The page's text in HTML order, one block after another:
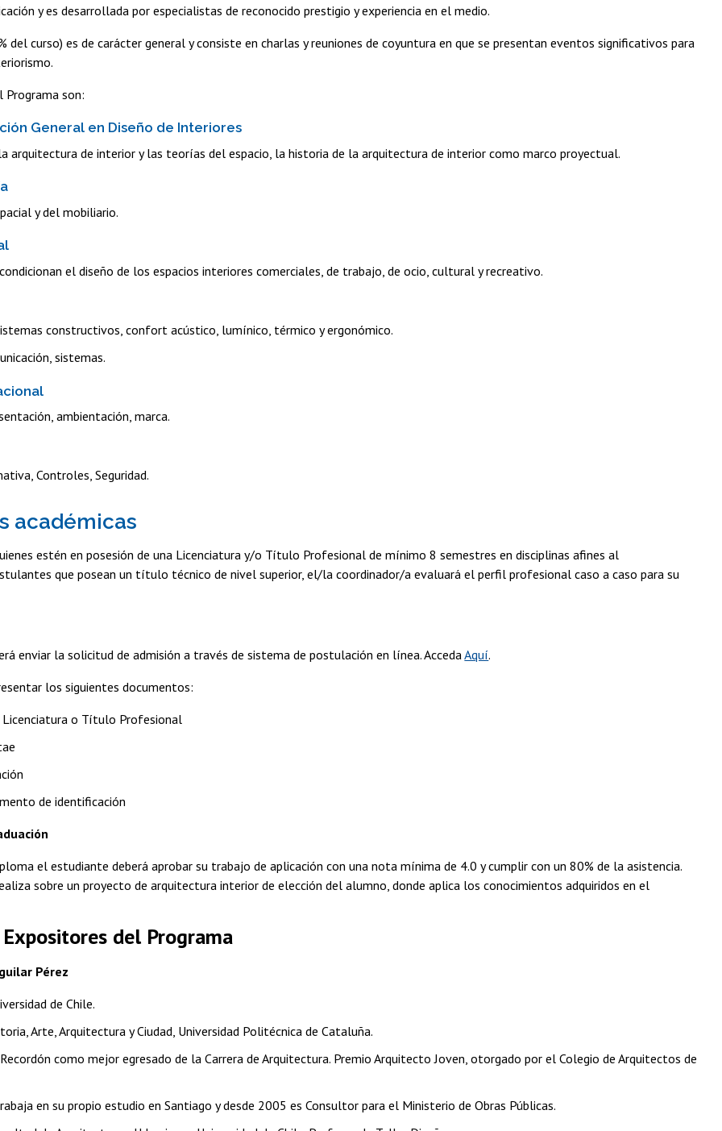
y es desarrollada por especialistas de reconocido prestigio y experiencia en el medio.
del curso) es de carácter general y consiste en charlas y reuniones de coyuntura en que se presentan eventos significativos para
Programa son:
General en Diseño de Interiores
arquitectura de interior y las teorías del espacio, la historia de la arquitectura de interior como marco proyectual.
y del mobiliario.
el diseño de los espacios interiores comerciales, de trabajo, de ocio, cultural y recreativo.
constructivos, confort acústico, lumínico, térmico y ergonómico.
sistemas.
ambientación, marca.
Controles, Seguridad.
académicas
estén en posesión de una Licenciatura y/o Título Profesional de mínimo 8 semestres en disciplinas afines al
que posean un título técnico de nivel superior, el/la coordinador/a evaluará el perfil profesional caso a caso para su
enviar la solicitud de admisión a través de sistema de postulación en línea. AccedaAquí.
los siguientes documentos:
Licenciatura o Título Profesional
de identificación
el estudiante deberá aprobar su trabajo de aplicación con una nota mínima de 4.0 y cumplir con un 80% de la asistencia.
sobre un proyecto de arquitectura interior de elección del alumno, donde aplica los conocimientos adquiridos en el
del Programa
Pérez
de Chile.
Arte, Arquitectura y Ciudad, Universidad Politécnica de Cataluña.
como mejor egresado de la Carrera de Arquitectura. Premio Arquitecto Joven, otorgado por el Colegio de Arquitectos de
en su propio estudio en Santiago y desde 2005 es Consultor para el Ministerio de Obras Públicas.